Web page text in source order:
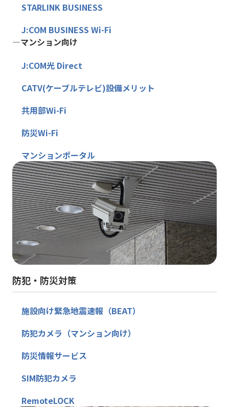
STARLINK BUSINESS
J:COM BUSINESS Wi-Fi
―マンション向け
J:COM光 Direct
CATV(ケーブルテレビ)設備メリット
共用部Wi-Fi
防災Wi-Fi
マンションポータル
防犯・防災対策
施設向け緊急地震速報（BEAT）
防犯カメラ（マンション向け）
防災情報サービス
SIM防犯カメラ
RemoteLOCK